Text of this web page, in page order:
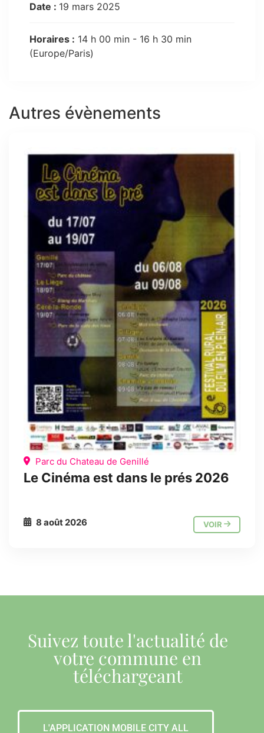
Date : 19 mars 2025
Horaires : 14 h 00 min - 16 h 30 min
(Europe/Paris)
Autres évènements
Parc du Chateau de Genillé
Le Cinéma est dans le prés 2026
8 août 2026 VOIR
Suivez toute l'actualité de
votre commune en
téléchargeant
L'APPLICATION MOBILE CITY ALL